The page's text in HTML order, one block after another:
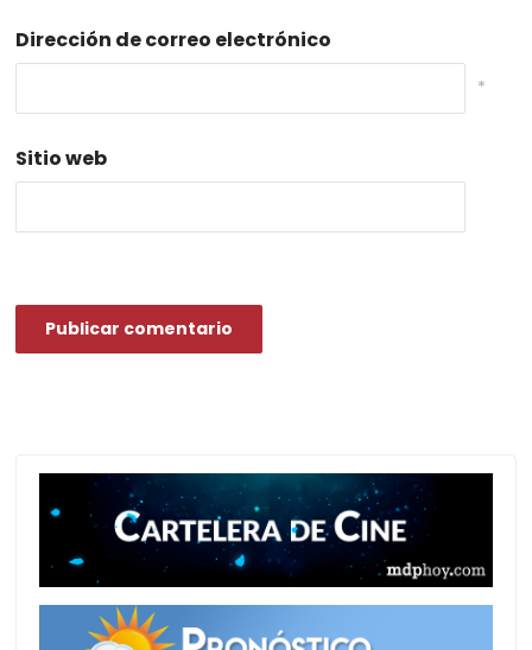
Dirección de correo electrónico
*
Sitio web